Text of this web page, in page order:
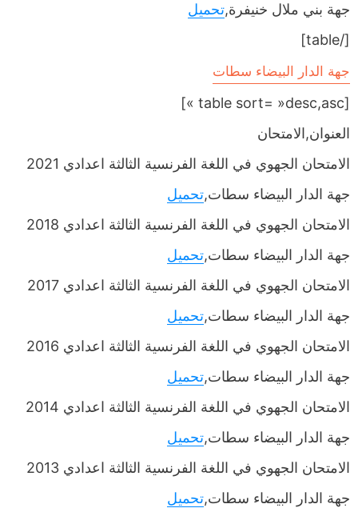
جهة بني ملال خنيفرة,تحميل
[/table]
جهة الدار البيضاء سطات
[table sort= »desc,asc »]
العنوان,الامتحان
الامتحان الجهوي في اللغة الفرنسية الثالثة اعدادي 2021
جهة الدار البيضاء سطات,تحميل
الامتحان الجهوي في اللغة الفرنسية الثالثة اعدادي 2018
جهة الدار البيضاء سطات,تحميل
الامتحان الجهوي في اللغة الفرنسية الثالثة اعدادي 2017
جهة الدار البيضاء سطات,تحميل
الامتحان الجهوي في اللغة الفرنسية الثالثة اعدادي 2016
جهة الدار البيضاء سطات,تحميل
الامتحان الجهوي في اللغة الفرنسية الثالثة اعدادي 2014
جهة الدار البيضاء سطات,تحميل
الامتحان الجهوي في اللغة الفرنسية الثالثة اعدادي 2013
جهة الدار البيضاء سطات,تحميل